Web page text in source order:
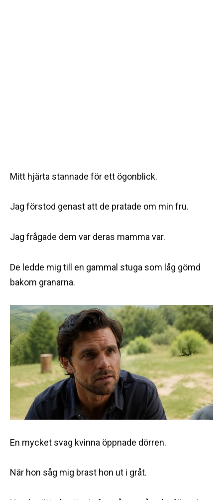
Mitt hjärta stannade för ett ögonblick.
Jag förstod genast att de pratade om min fru.
Jag frågade dem var deras mamma var.
De ledde mig till en gammal stuga som låg gömd
bakom granarna.
En mycket svag kvinna öppnade dörren.
När hon såg mig brast hon ut i gråt.